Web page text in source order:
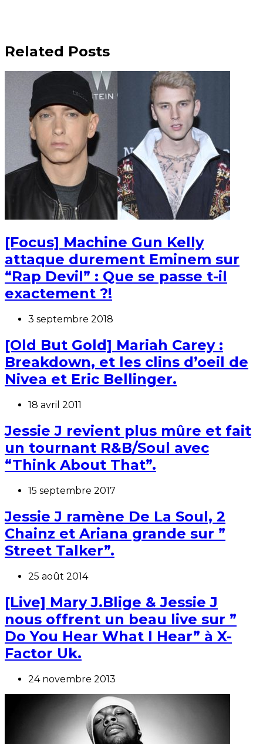
Related Posts
[Focus] Machine Gun Kelly
attaque durement Eminem sur
“Rap Devil” : Que se passe t-il
exactement ?!
3 septembre 2018
[Old But Gold] Mariah Carey :
Breakdown, et les clins d’oeil de
Nivea et Eric Bellinger.
18 avril 2011
Jessie J revient plus mûre et fait
un tournant R&B/Soul avec
“Think About That”.
15 septembre 2017
Jessie J ramène De La Soul, 2
Chainz et Ariana grande sur ”
Street Talker”.
25 août 2014
[Live] Mary J.Blige & Jessie J
nous offrent un beau live sur ”
Do You Hear What I Hear” à X-
Factor Uk.
24 novembre 2013